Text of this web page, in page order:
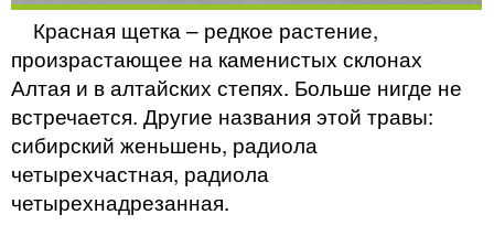
Красная щетка – редкое растение,
произрастающее на каменистых склонах
Алтая и в алтайских степях. Больше нигде не
встречается. Другие названия этой травы:
сибирский женьшень, радиола
четырехчастная, радиола
четырехнадрезанная.